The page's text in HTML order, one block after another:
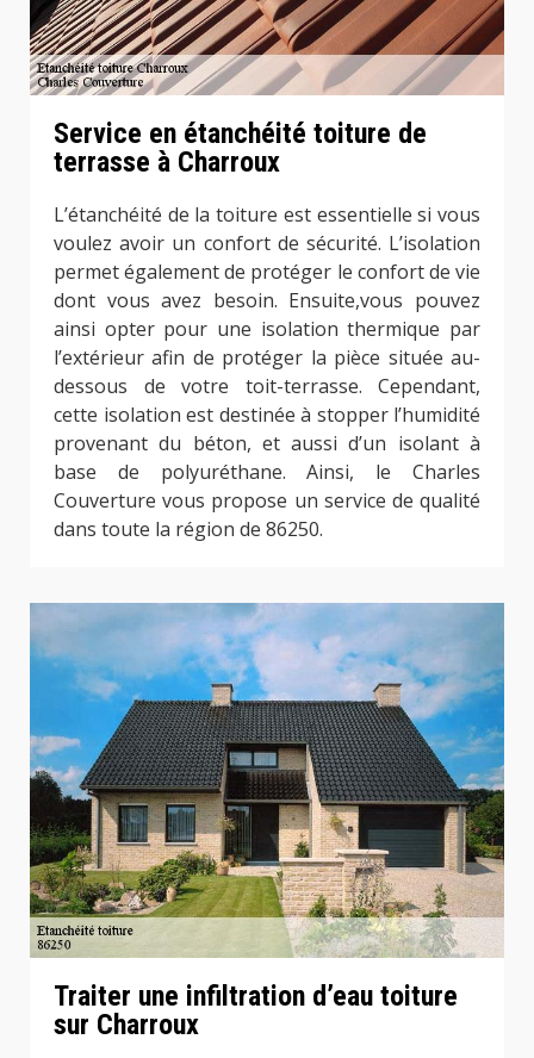
Service en étanchéité toiture de
terrasse à Charroux
L’étanchéité de la toiture est essentielle si vous
voulez avoir un confort de sécurité. L’isolation
permet également de protéger le confort de vie
dont vous avez besoin. Ensuite,vous pouvez
ainsi opter pour une isolation thermique par
l’extérieur afin de protéger la pièce située au-
dessous de votre toit-terrasse. Cependant,
cette isolation est destinée à stopper l’humidité
provenant du béton, et aussi d’un isolant à
base de polyuréthane. Ainsi, le Charles
Couverture vous propose un service de qualité
dans toute la région de 86250.
Traiter une infiltration d’eau toiture
sur Charroux